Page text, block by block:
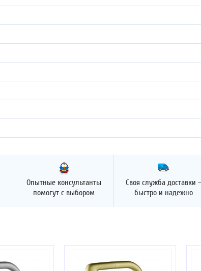
Опытные консультанты
помогут с выбором
Своя служба доставки –
быстро и надежно